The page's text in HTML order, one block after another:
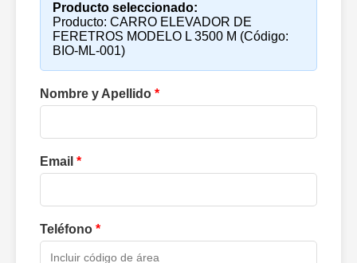
Producto seleccionado:
Producto: CARRO ELEVADOR DE
FERETROS MODELO L 3500 M (Código:
BIO-ML-001)
Nombre y Apellido *
Email *
Teléfono *